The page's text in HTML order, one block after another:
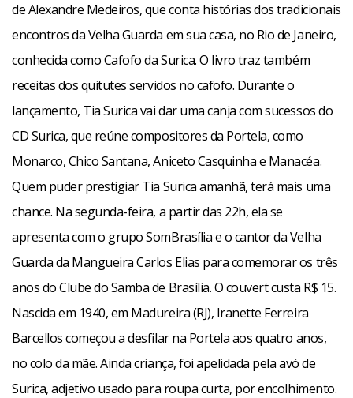
de Alexandre Medeiros, que conta histórias dos tradicionais
encontros da Velha Guarda em sua casa, no Rio de Janeiro,
conhecida como Cafofo da Surica. O livro traz também
receitas dos quitutes servidos no cafofo. Durante o
lançamento, Tia Surica vai dar uma canja com sucessos do
CD Surica, que reúne compositores da Portela, como
Monarco, Chico Santana, Aniceto Casquinha e Manacéa.
Quem puder prestigiar Tia Surica amanhã, terá mais uma
chance. Na segunda-feira, a partir das 22h, ela se
apresenta com o grupo SomBrasília e o cantor da Velha
Guarda da Mangueira Carlos Elias para comemorar os três
anos do Clube do Samba de Brasília. O couvert custa R$ 15.
Nascida em 1940, em Madureira (RJ), Iranette Ferreira
Barcellos começou a desfilar na Portela aos quatro anos,
no colo da mãe. Ainda criança, foi apelidada pela avó de
Surica, adjetivo usado para roupa curta, por encolhimento.